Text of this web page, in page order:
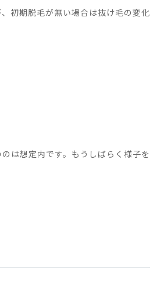
初期脱毛が無い場合は抜け毛の変化
は想定内です。もうしばらく様子を